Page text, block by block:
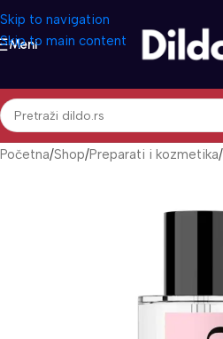
Skip to navigation
Skip to main content
Meni
Početna Shop Preparati i kozmetika